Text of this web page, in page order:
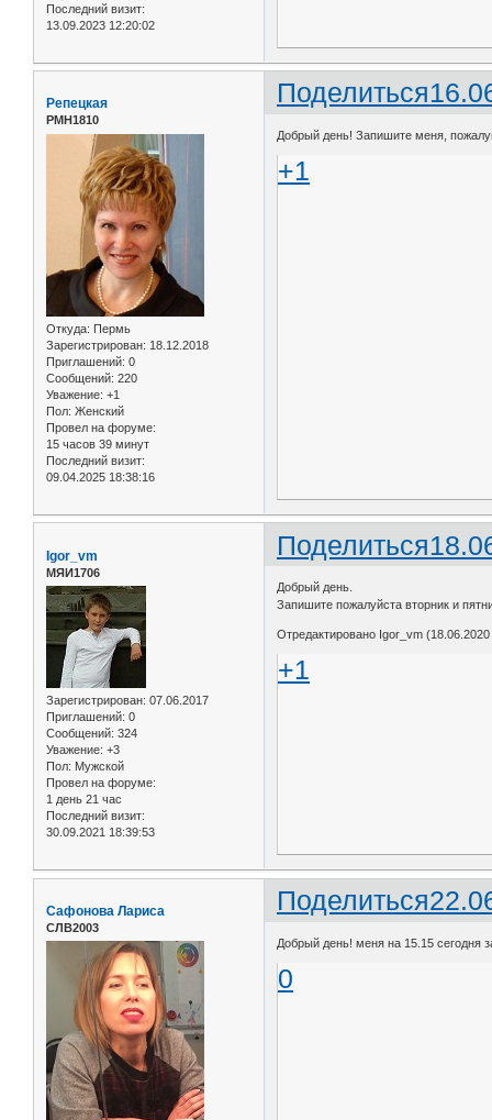
Последний визит:
13.09.2023 12:20:02
Поделиться
Репецкая
РМН1810
Откуда: Пермь
Зарегистрирован: 18.12.2018
Приглашений: 0
Сообщений: 220
Уважение: +1
Пол: Женский
Провел на форуме:
15 часов 39 минут
Последний визит:
09.04.2025 18:38:16
Добрый день! Запишите меня,
+1
Поделиться
Igor_vm
МЯИ1706
Зарегистрирован: 07.06.2017
Приглашений: 0
Сообщений: 324
Уважение: +3
Пол: Мужской
Провел на форуме:
1 день 21 час
Последний визит:
30.09.2021 18:39:53
Добрый день.
Запишите пожалуйста вторник и
Отредактировано Igor_vm
+1
Поделиться
Сафонова Лариса
СЛВ2003
Добрый день! меня на 15.15 сегодня
0